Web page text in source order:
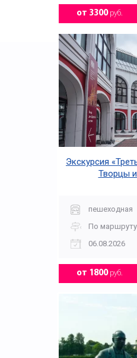
от 3300руб.
Экскурсия
Творцы
пешеходная
По маршруту
06.08.2026
от 1800руб.